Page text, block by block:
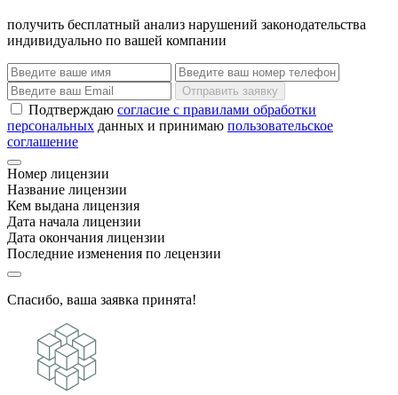
получить бесплатный анализ нарушений законодательства
индивидуально по вашей компании
Отправить заявку
Подтверждаю согласие с правилами обработки
персональных данных и принимаю пользовательское
соглашение
Номер лицензии
Название лицензии
Кем выдана лицензия
Дата начала лицензии
Дата окончания лицензии
Последние изменения по лецензии
Спасибо, ваша заявка принята!